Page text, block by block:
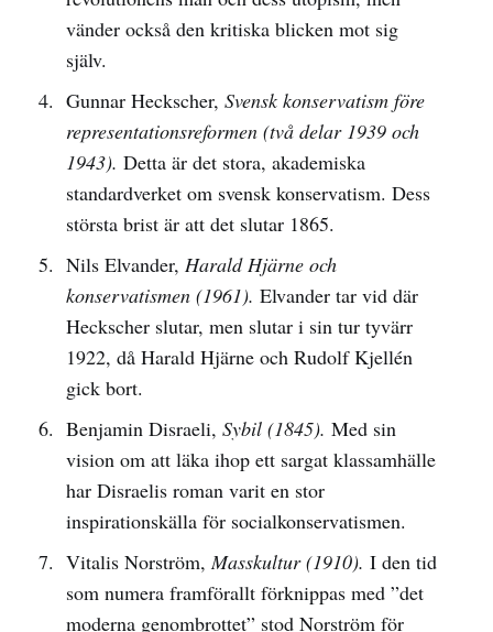
vänder också den kritiska blicken mot sig
själv.
Gunnar Heckscher, Svensk konservatism före
representationsreformen (två delar 1939 och
1943). Detta är det stora, akademiska
standardverket om svensk konservatism. Dess
största brist är att det slutar 1865.
Nils Elvander, Harald Hjärne och
konservatismen (1961). Elvander tar vid där
Heckscher slutar, men slutar i sin tur tyvärr
1922, då Harald Hjärne och Rudolf Kjellén
gick bort.
Benjamin Disraeli, Sybil (1845). Med sin
vision om att läka ihop ett sargat klassamhälle
har Disraelis roman varit en stor
inspirationskälla för socialkonservatismen.
Vitalis Norström,Masskultur (1910). I den tid
som numera framförallt förknippas med ”det
moderna genombrottet” stod Norström för